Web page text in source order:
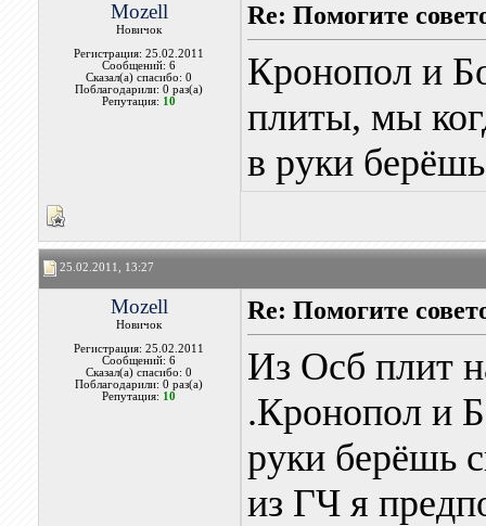
Mozell
Новичок
Регистрация: 25.02.2011
Сообщений: 6
Сказал(а) спасибо: 0
Поблагодарили: 0 раз(а)
Репутация: 10
Re: Помогите
Кронопол и
плиты, мы
в руки
25.02.2011, 13:27
Mozell
Новичок
Регистрация: 25.02.2011
Сообщений: 6
Сказал(а) спасибо: 0
Поблагодарили: 0 раз(а)
Репутация: 10
Re: Помогите
Из Осб плит
.Кронопол и
руки берёшь
из ГЧ я